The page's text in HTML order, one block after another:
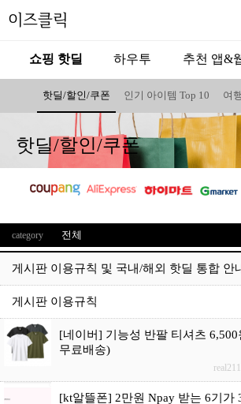
이즈클릭
쇼핑 핫딜 하우투 추천 앱&
핫딜/할인/쿠폰 인기 아이템 Top 10 여
핫딜/할인/쿠폰
category 전체
게시판 이용규칙 및 국내/해외 핫딜 통합 안
게시판 이용규칙
[네이버] 기능성 반팔 티셔츠
무료배송)
real211
[kt알뜰폰] 2만원 Npay 받는 6기가